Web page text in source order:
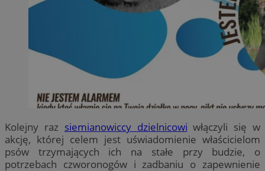
Kolejny raz siemianowiccy dzielnicowi włączyli się w
akcję, której celem jest uświadomienie właścicielom
psów trzymających ich na stałe przy budzie, o
potrzebach czworonogów i zadbaniu o zapewnienie